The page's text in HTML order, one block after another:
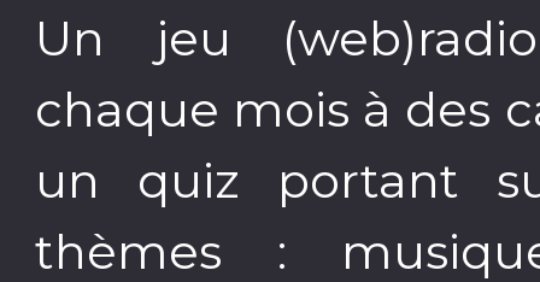
Un jeu
chaque mois à des
un quiz portant
thèmes :